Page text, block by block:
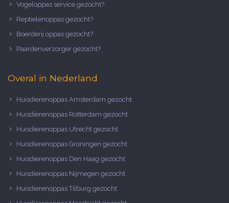
Vogeloppas service gezocht?
Reptielenoppas gezocht?
Boerderij oppas gezocht?
Paardenverzorger gezocht?
Overal in Nederland
Huisdierenoppas Amsterdam gezocht
Huisdierenoppas Rotterdam gezocht
Huisdierenoppas Utrecht gezocht
Huisdierenoppas Groningen gezocht
Huisdierenoppas Den Haag gezocht
Huisdierenoppas Nijmegen gezocht
Huisdierenoppas Tilburg gezocht